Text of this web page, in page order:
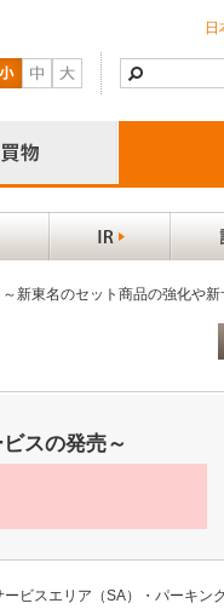
日
新東名のセット商品の強化や新
スの発売～
ビスエリア（SA）・パーキン